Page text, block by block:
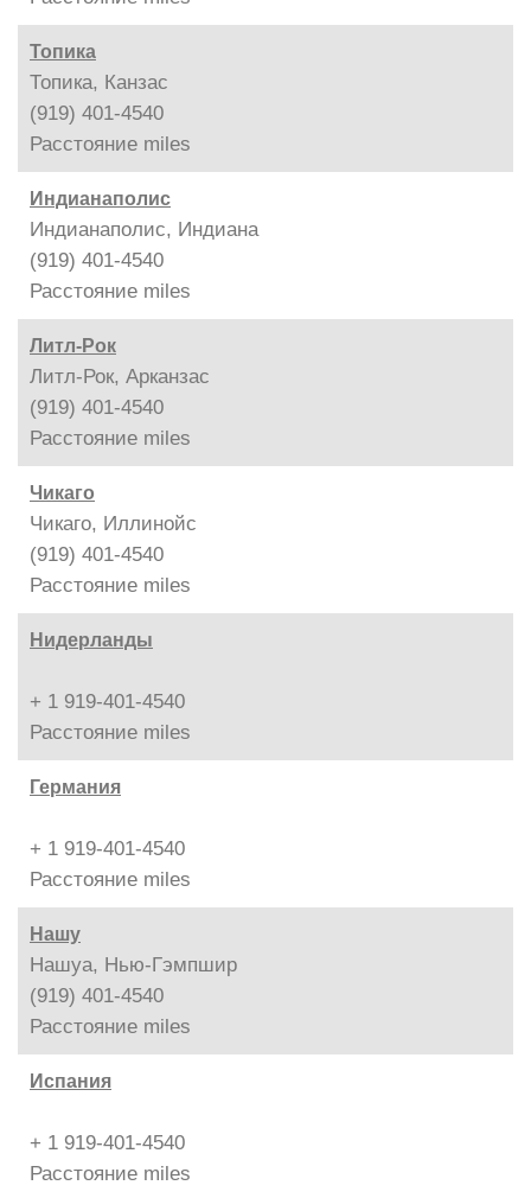
Топика
Топика, Канзас
(919) 401-4540
Расстояние miles
Индианаполис
Индианаполис, Индиана
(919) 401-4540
Расстояние miles
Литл-Рок
Литл-Рок, Арканзас
(919) 401-4540
Расстояние miles
Чикаго
Чикаго, Иллинойс
(919) 401-4540
Расстояние miles
Нидерланды
+ 1 919-401-4540
Расстояние miles
Германия
+ 1 919-401-4540
Расстояние miles
Нашу
Нашуа, Нью-Гэмпшир
(919) 401-4540
Расстояние miles
Испания
+ 1 919-401-4540
Расстояние miles